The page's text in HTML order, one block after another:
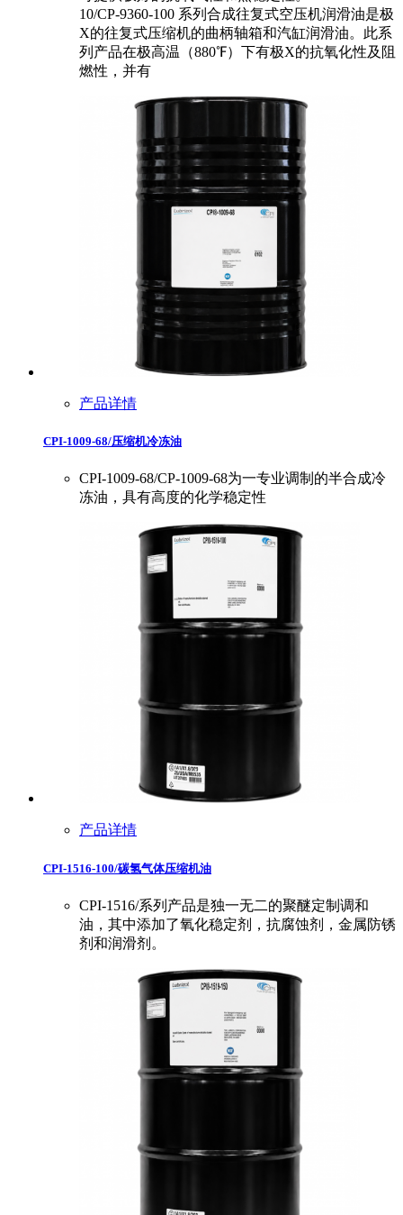
10/CP-9360-100 系列合成往复式空压机润滑油是极
X的往复式压缩机的曲柄轴箱和汽缸润滑油。此系
列产品在极高温（880℉）下有极X的抗氧化性及阻
燃性，并有
产品详情
CPI-1009-68/压缩机冷冻油
CPI-1009-68/CP-1009-68为一专业调制的半合成冷
冻油，具有高度的化学稳定性
产品详情
CPI-1516-100/碳氢气体压缩机油
CPI-1516/系列产品是独一无二的聚醚定制调和
油，其中添加了氧化稳定剂，抗腐蚀剂，金属防锈
剂和润滑剂。